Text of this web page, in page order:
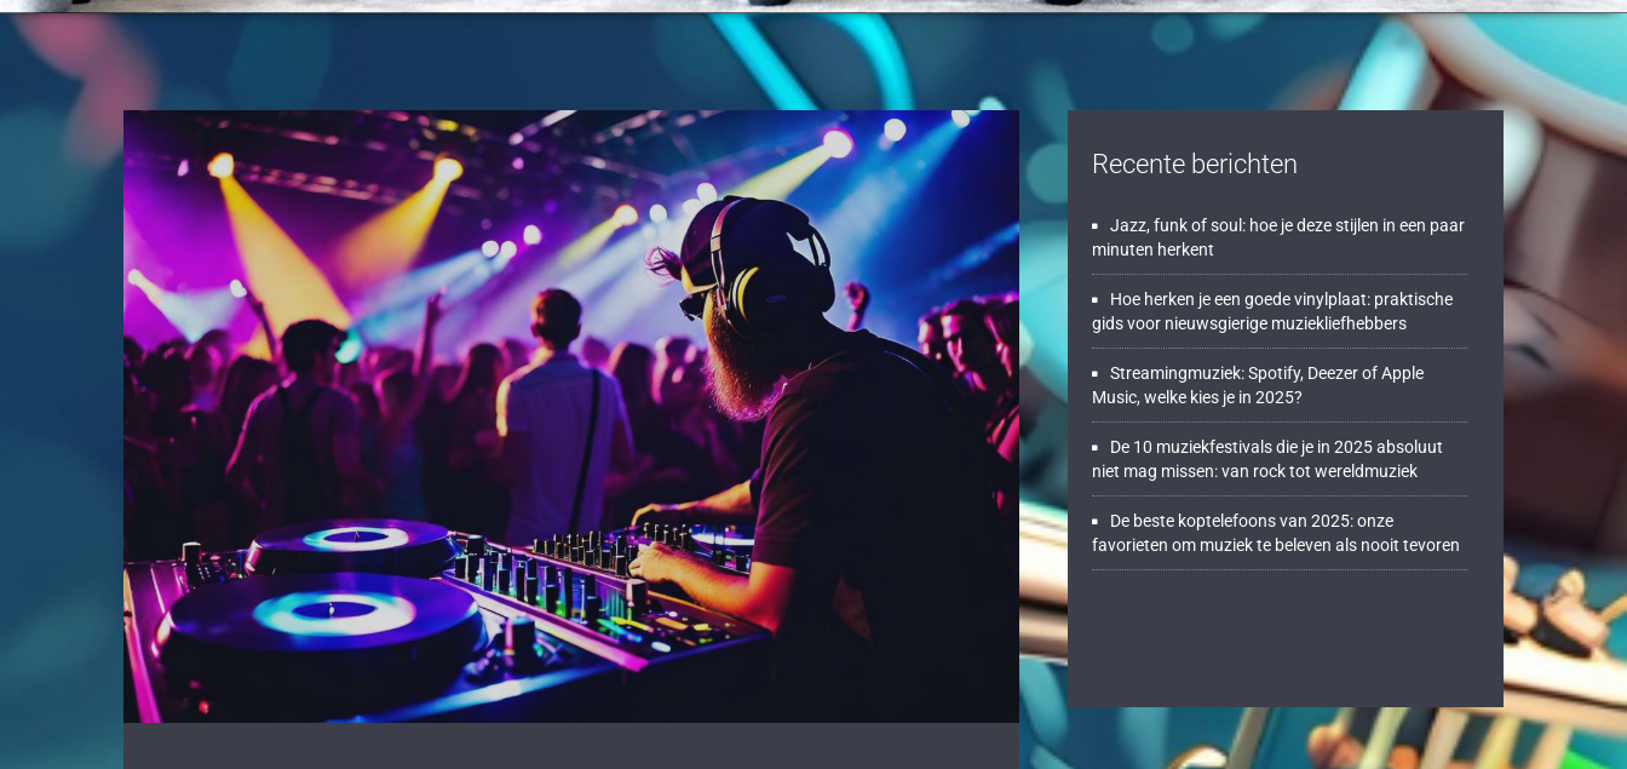
Recente berichten
Jazz, funk of soul: hoe je deze stijlen in een paar
minuten herkent
Hoe herken je een goede vinylplaat: praktische
gids voor nieuwsgierige muziekliefhebbers
Streamingmuziek: Spotify, Deezer of Apple
Music, welke kies je in 2025?
De 10 muziekfestivals die je in 2025 absoluut
niet mag missen: van rock tot wereldmuziek
De beste koptelefoons van 2025: onze
favorieten om muziek te beleven als nooit tevoren